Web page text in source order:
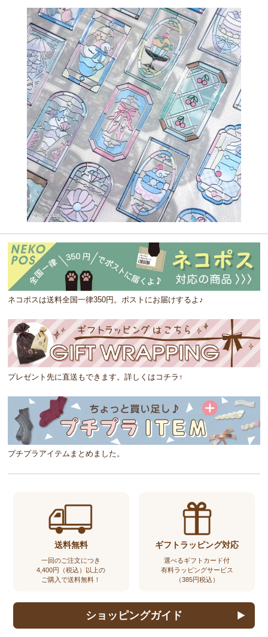
ネコポスは送料全国一律350円。ポストにお届けするよ♪
プレゼント先に直送もできます。詳しくはコチラ↑
プチプラアイテムまとめました。
送料無料
一回のご注文につき
4,400円（税込）以上の
ご購入で送料無料！
ギフトラッピング対応
選べるギフトカード付
有料ラッピングサービス
（385円税込）
ショッピングガイド